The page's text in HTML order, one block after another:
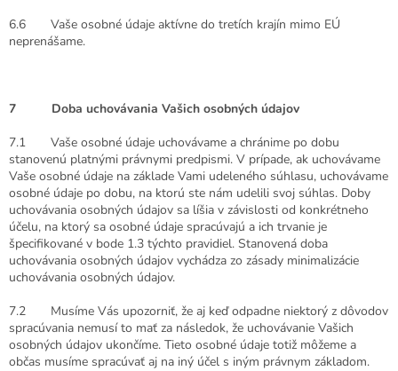
6.6 Vaše osobné údaje aktívne do tretích krajín mimo EÚ
neprenášame.
7 Doba uchovávania Vašich osobných údajov
7.1 Vaše osobné údaje uchovávame a chránime po dobu
stanovenú platnými právnymi predpismi. V prípade, ak uchovávame
Vaše osobné údaje na základe Vami udeleného súhlasu, uchovávame
osobné údaje po dobu, na ktorú ste nám udelili svoj súhlas. Doby
uchovávania osobných údajov sa líšia v závislosti od konkrétneho
účelu, na ktorý sa osobné údaje spracúvajú a ich trvanie je
špecifikované v bode 1.3 týchto pravidiel. Stanovená doba
uchovávania osobných údajov vychádza zo zásady minimalizácie
uchovávania osobných údajov.
7.2 Musíme Vás upozorniť, že aj keď odpadne niektorý z dôvodov
spracúvania nemusí to mať za následok, že uchovávanie Vašich
osobných údajov ukončíme. Tieto osobné údaje totiž môžeme a
občas musíme spracúvať aj na iný účel s iným právnym základom.